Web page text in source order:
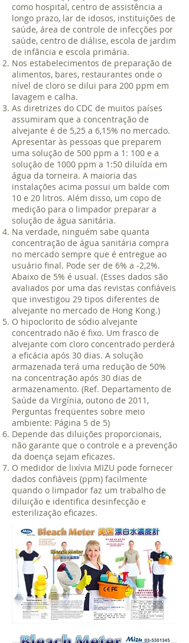
como hospital, centro de assistência a
longo prazo, lar de idosos, instituições de
saúde, área de controle de infecções por
saúde, centro de diálise, escola de jardim
de infância e escola primária.
Nos estabelecimentos de preparação de
alimentos, bares, restaurantes onde o
nível de cloro se dilui para 200 ppm em
lavagem e calha.
As diretrizes do CDC de muitos países
assumiram que a concentração de
alvejante é de 5,25 a 6,15% no mercado.
Apresentar às pessoas que preparem
uma solução de 500 ppm a 1: 100 e a
solução de 1000 ppm a 1:50 diluída em
água da torneira. A maioria das
instalações acima possui um balde com
10 e 20 litros. Além disso, um copo de
medição para o limpador preparar a
solução de água sanitária.
Na verdade, ninguém sabe quanta
concentração de água sanitária compra
no mercado sempre que é entregue ao
usuário final. Pode ser de 6% a -2,2%.
Abaixo de 5% é usual. (Esses dados são
avaliados por uma das revistas confiáveis
que investigou 29 tipos diferentes de
alvejante no mercado de Hong Kong.)
O hipoclorito de sódio alvejante
concentrado não é fixo. Um frasco de
alvejante com cloro concentrado perderá
a eficácia após 30 dias. A solução
armazenada terá uma redução de 50%
na concentração após 30 dias de
armazenamento. (Ref. Departamento de
Saúde da Virgínia, outono de 2011,
Perguntas freqüentes sobre meio
ambiente: Página 5 de 5)
Depende das diluições proporcionais,
não garante que o controle e a prevenção
da doença sejam eficazes.
O medidor de lixívia MIZU pode fornecer
dados confiáveis (ppm) facilmente
quando o limpador faz um trabalho de
diluição e identifica desinfecção e
esterilização eficazes.